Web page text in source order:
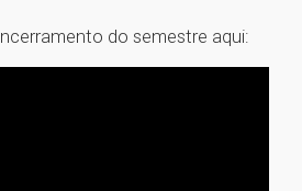
do semestre aqui: